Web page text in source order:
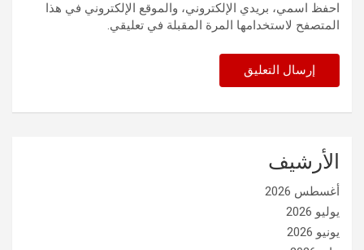
احفظ اسمي، بريدي الإلكتروني، والموقع الإلكتروني في هذا
المتصفح لاستخدامها المرة المقبلة في تعليقي.
الأرشيف
أغسطس 2026
يوليو 2026
يونيو 2026